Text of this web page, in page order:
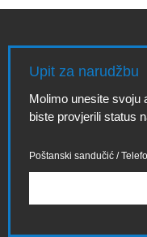
Upit za narudžbu
Molimo unesite svoju
biste provjerili status
Poštanski sandučić /